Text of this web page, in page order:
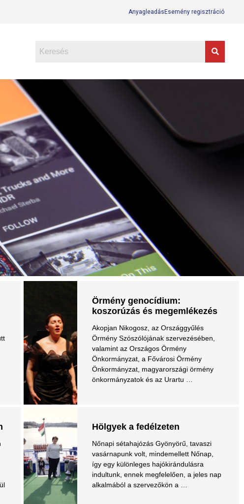
Anyagleadás Esemény regisztráció
Örmény genocídium:
koszorúzás és megemlékezés
Akopjan Nikogosz, az Országgyűlés
Örmény Szószólójának szervezésében,
valamint az Országos Örmény
Önkormányzat, a Fővárosi Örmény
Önkormányzat, magyarországi örmény
önkormányzatok és az Urartu …
Hölgyek a fedélzeten
Nőnapi sétahajózás Gyönyörű, tavaszi
vasárnapunk volt, mindemellett Nőnap,
így egy különleges hajókirándulásra
indultunk, ennek megfelelően, a jeles nap
alkalmából a szervezőkön a …